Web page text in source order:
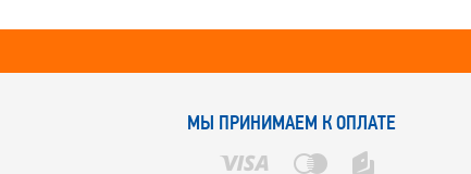
МЫ ПРИНИМАЕМ К ОПЛАТЕ